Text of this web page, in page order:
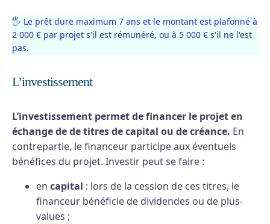
🖐 Le prêt dure maximum 7 ans et le montant est plafonné à
2 000 € par projet s'il est rémunéré, ou à 5 000 € s'il ne l'est
pas.
L’investissement
L’investissement permet de financer le projet en
échange de de titres de capital ou de créance. En
contrepartie, le financeur participe aux éventuels
bénéfices du projet. Investir peut se faire :
en capital : lors de la cession de ces titres, le
financeur bénéficie de dividendes ou de plus-
values ;